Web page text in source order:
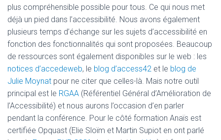
plus compréhensible possible pour tous. Ce qui nous met
déjà un pied dans l’accessibilité. Nous avons également
plusieurs temps d’échange sur les sujets d’accessibilité en
fonction des fonctionnalités qui sont proposées. Beaucoup
de ressources sont également disponibles sur le web : les
notices d’accedeweb, le blog d’access42 et le blog de
Julie Moynat pour ne citer que celles-là. Mais notre outil
principal est le RGAA (Référentiel Général d’Amélioration de
l’Accessibilité) et nous aurons l’occasion d’en parler
pendant la conférence. Pour le côté formation Anaïs est
certifiée Opquast (Elie Sloïm et Martin Supiot en ont parlé